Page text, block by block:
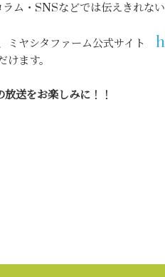
ム・SNSなどでは伝えきれな
ミヤシタファーム公式サイト
けます。
送をお楽しみに！！